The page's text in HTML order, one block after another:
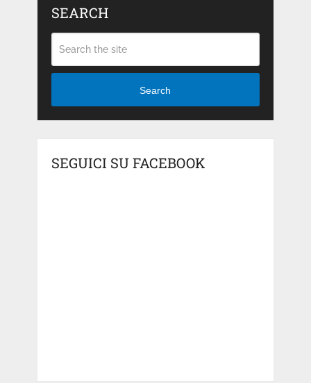
SEARCH
Search
SEGUICI SU FACEBOOK